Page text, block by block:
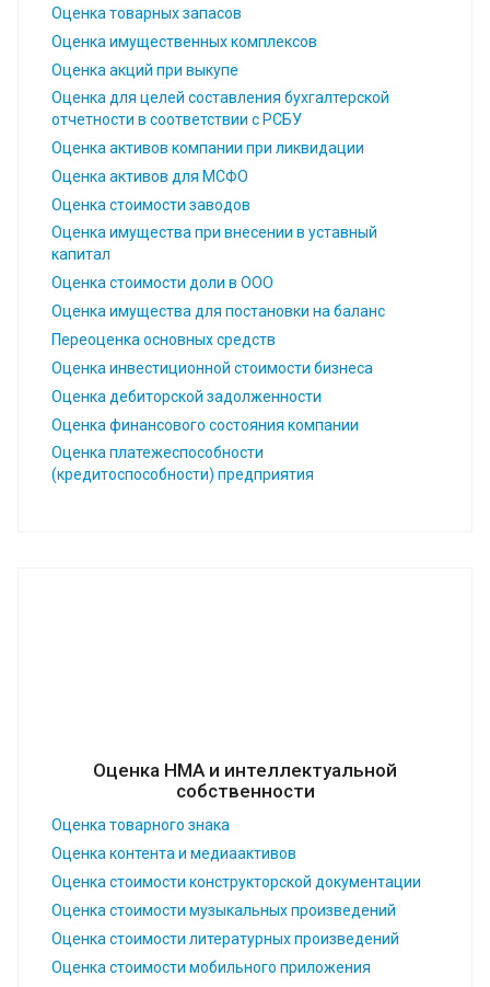
Оценка товарных запасов
Оценка имущественных комплексов
Оценка акций при выкупе
Оценка для целей составления бухгалтерской
отчетности в соответствии с РСБУ
Оценка активов компании при ликвидации
Оценка активов для МСФО
Оценка стоимости заводов
Оценка имущества при внесении в уставный
капитал
Оценка стоимости доли в ООО
Оценка имущества для постановки на баланс
Переоценка основных средств
Оценка инвестиционной стоимости бизнеса
Оценка дебиторской задолженности
Оценка финансового состояния компании
Оценка платежеспособности
(кредитоспособности) предприятия
Оценка НМА и интеллектуальной
собственности
Оценка товарного знака
Оценка контента и медиаактивов
Оценка стоимости конструкторской документации
Оценка стоимости музыкальных произведений
Оценка стоимости литературных произведений
Оценка стоимости мобильного приложения